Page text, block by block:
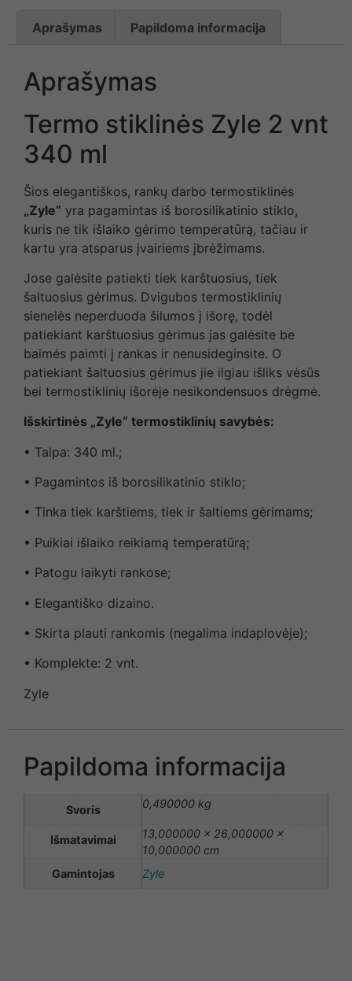
Aprašymas Papildoma informacija
Aprašymas
Termo stiklinės Zyle 2 vnt
340 ml
Šios elegantiškos, rankų darbo termostiklinės
„Zyle“ yra pagamintas iš borosilikatinio stiklo,
kuris ne tik išlaiko gėrimo temperatūrą, tačiau ir
kartu yra atsparus įvairiems įbrėžimams.
Jose galėsite patiekti tiek karštuosius, tiek
šaltuosius gėrimus. Dvigubos termostiklinių
sienelės neperduoda šilumos į išorę, todėl
patiekiant karštuosius gėrimus jas galėsite be
baimės paimti į rankas ir nenusideginsite. O
patiekiant šaltuosius gėrimus jie ilgiau išliks vėsūs
bei termostiklinių išorėje nesikondensuos drėgmė.
Išskirtinės „Zyle“ termostiklinių savybės:
• Talpa: 340 ml.;
• Pagamintos iš borosilikatinio stiklo;
• Tinka tiek karštiems, tiek ir šaltiems gėrimams;
• Puikiai išlaiko reikiamą temperatūrą;
• Patogu laikyti rankose;
• Elegantiško dizaino.
• Skirta plauti rankomis (negalima indaplovėje);
• Komplekte: 2 vnt.
Zyle
Papildoma informacija
Svoris 0,490000 kg
Išmatavimai
13,000000 × 26,000000 ×
10,000000 cm
Gamintojas
Zyle